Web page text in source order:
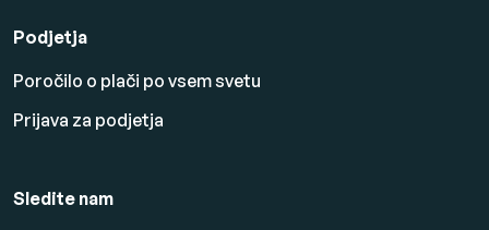
Podjetja
Poročilo o plači po vsem svetu
Prijava za podjetja
Sledite nam